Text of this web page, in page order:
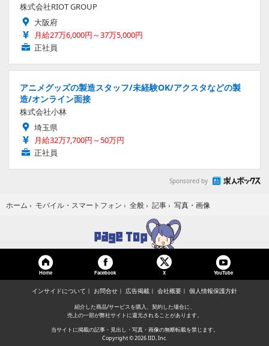
株式会社RIOT GROUP
大阪府
月給27万6,000円～37万5,000円
正社員
アニメグッズの製造スタッフ/未経験OK/アクスタなどの製
造/オンライン面接
株式会社小林
埼玉県
月給32万7,700円～50万円
正社員
Sponsored by
ホーム › モバイル・スマートフォン › 全般 › 記事 › 写真・画像
Home Facebook X YouTube
インサイドについて お問合せ 広告掲載 会社概要 個人情報保護方針
紹介した商品/サービスを購入、契約した場合に、
売上の一部が弊社サイトに還元されることがあります。
当サイトに掲載の記事・見出し・写真・画像の無断転載を禁じます。
Copyright © 2026 IID, Inc.